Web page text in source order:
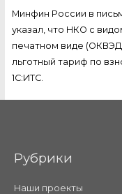
Минфин России в
указал, что НКО с
печатном виде (ОКВЭД
льготный тариф по
1С:ИТС.
Рубрики
Наши проекты